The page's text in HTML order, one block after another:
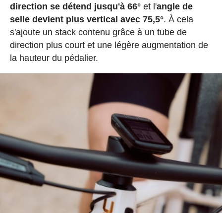
direction se détend jusqu'à 66°et l'angle de
selle devient plus vertical avec 75,5°. À cela
s'ajoute un stack contenu grâce à un tube de
direction plus court et une légère augmentation de
la hauteur du pédalier.